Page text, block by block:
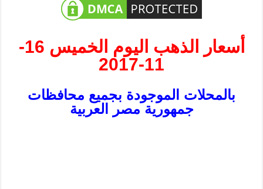
أسعار الذهب اليوم الخميس 16-
11-2017
بالمحلات الموجودة بجميع محافظات
جمهورية مصر العربية